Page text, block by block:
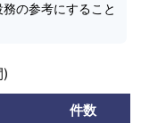
の参考にすること
)
件数